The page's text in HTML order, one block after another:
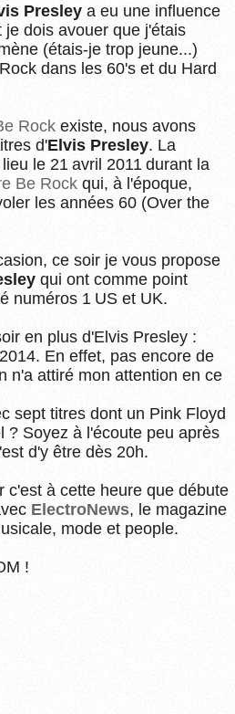
Presley a eu une influence
dois avouer que j'étais
(étais-je trop jeune...)
dans les 60's et du Hard
Rock existe, nous avons
d'Elvis Presley. La
le 21 avril 2011 durant la
Be Rock qui, à l'époque,
les années 60 (Over the
ce soir je vous propose
qui ont comme point
numéros 1 US et UK.
en plus d'Elvis Presley :
En effet, pas encore de
n'a attiré mon attention en ce
sept titres dont un Pink Floyd
? Soyez à l'écoute peu après
d'y être dès 20h.
c'est à cette heure que débute
ElectroNews, le magazine
mode et people.
!